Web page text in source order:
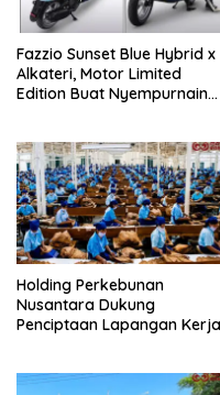
Fazzio Sunset Blue Hybrid x
Alkateri, Motor Limited
Edition Buat Nyempurnain
Holding Perkebunan
Nusantara Dukung
Penciptaan Lapangan